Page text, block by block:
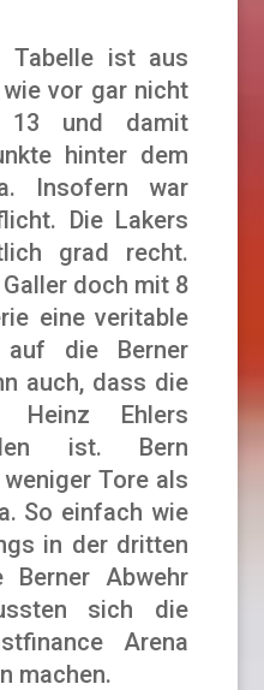
Tabelle ist aus
vor gar nicht
13 und damit
hinter dem
Insofern war
Die Lakers
grad recht.
doch mit 8
eine veritable
die Berner
auch, dass die
Heinz Ehlers
ist. Bern
Tore als
So einfach wie
in der dritten
Berner Abwehr
sich die
Arena
machen.